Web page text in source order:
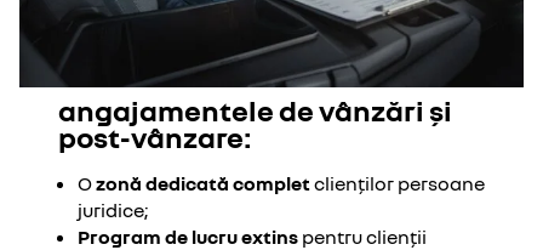
angajamentele de vânzări și
post-vânzare:
Ozonă dedicată completclienților persoane
juridice;
Program de lucru extins pentru clienții